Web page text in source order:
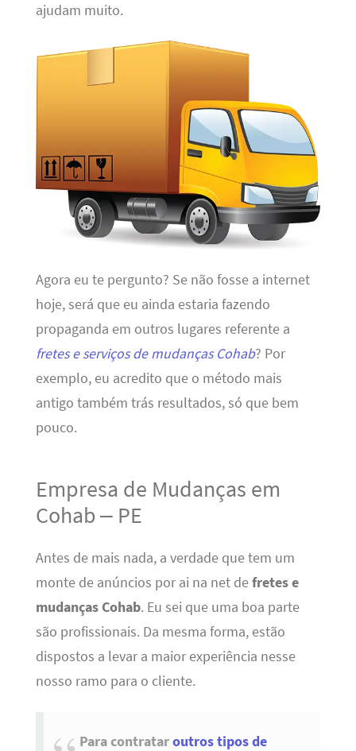
ajudam muito.
Agora eu te pergunto? Se não fosse a internet
hoje, será que eu ainda estaria fazendo
propaganda em outros lugares referente a
fretes e serviços de mudanças Cohab? Por
exemplo, eu acredito que o método mais
antigo também trás resultados, só que bem
pouco.
Empresa de Mudanças em
Cohab – PE
Antes de mais nada, a verdade que tem um
monte de anúncios por ai na net defretes e
mudanças Cohab. Eu sei que uma boa parte
são profissionais. Da mesma forma, estão
dispostos a levar a maior experiência nesse
nosso ramo para o cliente.
Para contrataroutros tipos de